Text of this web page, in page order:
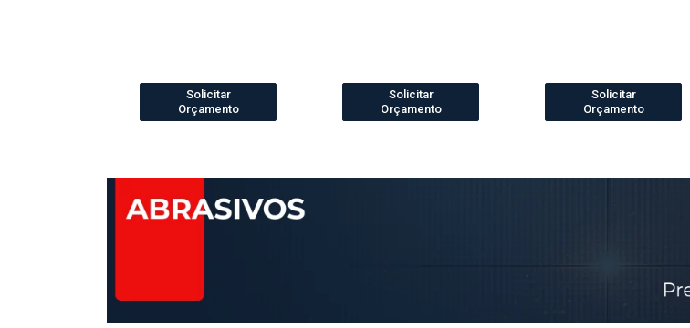
Solicitar
Orçamento
Solicitar
Orçamento
Solicitar
Orçamento